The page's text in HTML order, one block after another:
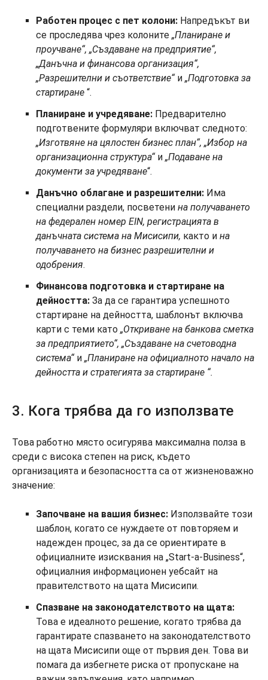
Работен процес с пет колони: Напредъкът ви
се проследява чрез колоните „Планиране и
проучване“, „Създаване на предприятие“,
„Данъчна и финансова организация“,
„Разрешителни и съответствие“ и „Подготовка за
стартиране “.
Планиране и учредяване: Предварително
подготвените формуляри включват следното:
„Изготвяне на цялостен бизнес план“, „Избор на
организационна структура“ и „Подаване на
документи за учредяване“.
Данъчно облагане и разрешителни: Има
специални раздели, посветени на получаването
на федерален номер EIN, регистрацията в
данъчната система на Мисисипи, както и на
получаването на бизнес разрешителни и
одобрения.
Финансова подготовка и стартиране на
дейността: За да се гарантира успешното
стартиране на дейността, шаблонът включва
карти с теми като „Откриване на банкова сметка
за предприятието“, „Създаване на счетоводна
система“ и „Планиране на официалното начало на
дейността и стратегията за стартиране “.
3. Кога трябва да го използвате
Това работно място осигурява максимална полза в
среди с висока степен на риск, където
организацията и безопасността са от жизненоважно
значение:
Започване на вашия бизнес: Използвайте този
шаблон, когато се нуждаете от повторяем и
надежден процес, за да се ориентирате в
официалните изисквания на „Start-a-Business“,
официалния информационен уебсайт на
правителството на щата Мисисипи.
Спазване на законодателството на щата:
Това е идеалното решение, когато трябва да
гарантирате спазването на законодателството
на щата Мисисипи още от първия ден. Това ви
помага да избегнете риска от пропускане на